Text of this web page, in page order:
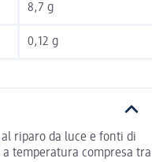
8,7 g
0,12 g
riparo da luce e fonti di
temperatura compresa tra